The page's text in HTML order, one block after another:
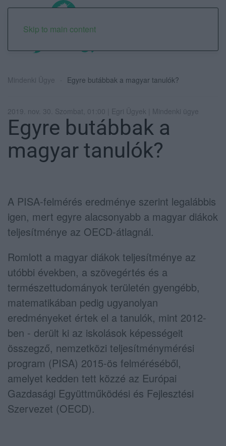
Skip to main content
Mindenki Ügye Egyre butábbak a magyar tanulók?
2019. nov. 30. Szombat, 01:00 | Egri Ügyek | Mindenki ügye
Egyre butábbak a
magyar tanulók?
A PISA-felmérés eredménye szerint legalábbis
igen, mert egyre alacsonyabb a magyar diákok
teljesítménye az OECD-átlagnál.
Romlott a magyar diákok teljesítménye az
utóbbi években, a szövegértés és a
természettudományok területén gyengébb,
matematikában pedig ugyanolyan
eredményeket értek el a tanulók, mint 2012-
ben - derült ki az iskolások képességeit
összegző, nemzetközi teljesítménymérési
program (PISA) 2015-ös felméréséből,
amelyet kedden tett közzé az Európai
Gazdasági Együttműködési és Fejlesztési
Szervezet (OECD).